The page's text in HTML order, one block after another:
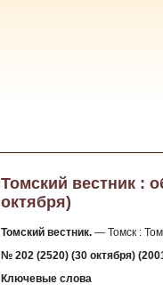
Томский вестник :
октября)
Томский вестник. — Томск :
№ 202 (2520) (30 октября)
Ключевые слова